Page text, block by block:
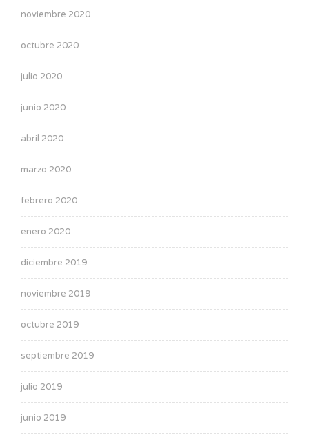
noviembre 2020
octubre 2020
julio 2020
junio 2020
abril 2020
marzo 2020
febrero 2020
enero 2020
diciembre 2019
noviembre 2019
octubre 2019
septiembre 2019
julio 2019
junio 2019